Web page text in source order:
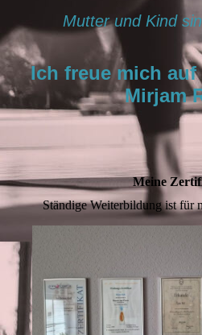
Mutter und Kind
Ich freue mich
Mirjam
Meine
Ständige Weiterbildung ist für